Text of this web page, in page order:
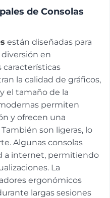
de Consolas
están diseñadas para
en
la calidad de gráficos,
el tamaño de la
permiten
y ofrecen una
son ligeras, lo
Algunas consolas
a internet, permitiendo
La
ergonómicos
largas sesiones